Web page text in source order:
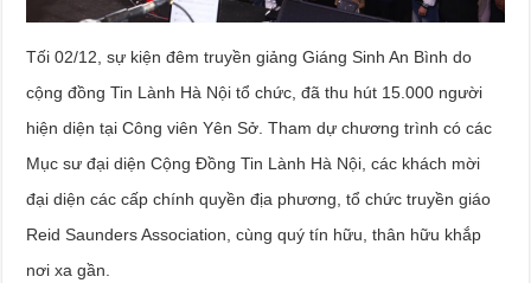
Tối 02/12, sự kiện đêm truyền giảng Giáng Sinh An Bình do
cộng đồng Tin Lành Hà Nội tổ chức, đã thu hút 15.000 người
hiện diện tại Công viên Yên Sở. Tham dự chương trình có các
Mục sư đại diện Cộng Đồng Tin Lành Hà Nội, các khách mời
đại diện các cấp chính quyền địa phương, tổ chức truyền giáo
Reid Saunders Association, cùng quý tín hữu, thân hữu khắp
nơi xa gần.